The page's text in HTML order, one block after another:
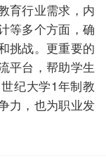
育行业需求，内
等多个方面，确
挑战。更重要的
平台，帮助学生
纪大学1年制教
力，也为职业发